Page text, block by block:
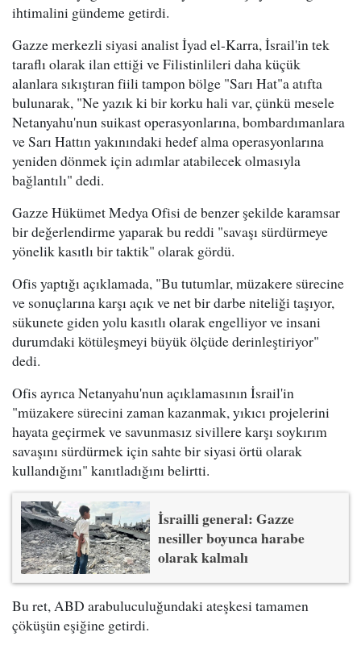
ihtimalini gündeme getirdi.
Gazze merkezli siyasi analist İyad el-Karra, İsrail'in tek
taraflı olarak ilan ettiği ve Filistinlileri daha küçük
alanlara sıkıştıran fiili tampon bölge "Sarı Hat"a atıfta
bulunarak, "Ne yazık ki bir korku hali var, çünkü mesele
Netanyahu'nun suikast operasyonlarına, bombardımanlara
ve Sarı Hattın yakınındaki hedef alma operasyonlarına
yeniden dönmek için adımlar atabilecek olmasıyla
bağlantılı" dedi.
Gazze Hükümet Medya Ofisi de benzer şekilde karamsar
bir değerlendirme yaparak bu reddi "savaşı sürdürmeye
yönelik kasıtlı bir taktik" olarak gördü.
Ofis yaptığı açıklamada, "Bu tutumlar, müzakere sürecine
ve sonuçlarına karşı açık ve net bir darbe niteliği taşıyor,
sükunete giden yolu kasıtlı olarak engelliyor ve insani
durumdaki kötüleşmeyi büyük ölçüde derinleştiriyor"
dedi.
Ofis ayrıca Netanyahu'nun açıklamasının İsrail'in
"müzakere sürecini zaman kazanmak, yıkıcı projelerini
hayata geçirmek ve savunmasız sivillere karşı soykırım
savaşını sürdürmek için sahte bir siyasi örtü olarak
kullandığını" kanıtladığını belirtti.
İsrailli general: Gazze
nesiller boyunca harabe
olarak kalmalı
Bu ret, ABD arabuluculuğundaki ateşkesi tamamen
çöküşün eşiğine getirdi.